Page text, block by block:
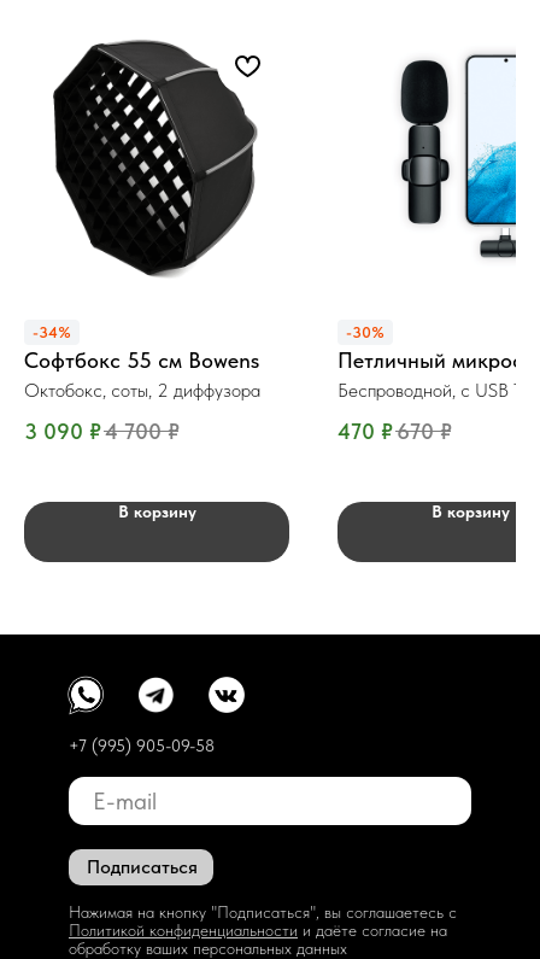
-34%
Софтбокс 55 см Bowens
Октобокс, соты, 2 диффузора
3 090 ₽4 700 ₽
В корзину
-30%
Петличный
Беспроводной, c USB
470 ₽670 ₽
В корзину
Подписаться
Нажимая на кнопку "Подписаться", вы соглашаетесь с
Политикой конфиденциальности и даёте согласие на
обработку ваших персональных данных
+7 (995) 905-09-58